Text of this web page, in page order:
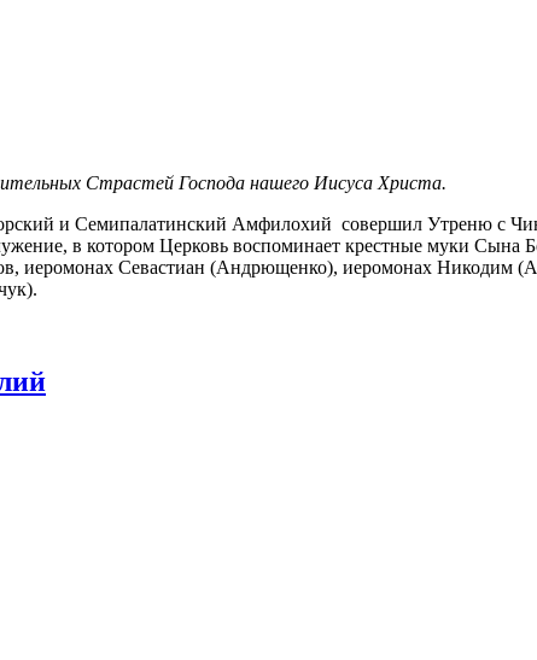
Страстей Господа нашего Иисуса Христа.
и Семипалатинский Амфилохий совершил Утреню с
в котором Церковь воспоминает крестные муки Сына
иеромонах Севастиан (Андрющенко), иеромонах Никодим